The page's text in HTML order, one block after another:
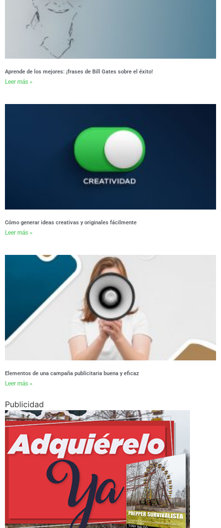
Aprende de los mejores: ¡frases de Bill Gates sobre el éxito!
Leer más »
Cómo generar ideas creativas y originales fácilmente
Leer más »
Elementos de una campaña publicitaria buena y eficaz
Leer más »
Publicidad